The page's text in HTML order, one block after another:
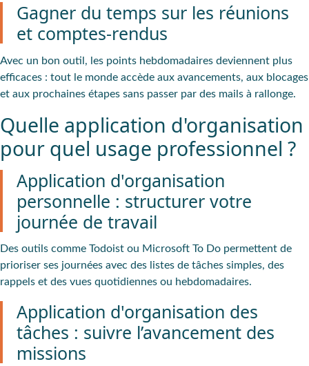
Gagner du temps sur les réunions
et comptes-rendus
Avec un bon outil, les points hebdomadaires deviennent plus
efficaces : tout le monde accède aux avancements, aux blocages
et aux prochaines étapes sans passer par des mails à rallonge.
Quelle application d'organisation
pour quel usage professionnel ?
Application d'organisation
personnelle : structurer votre
journée de travail
Des outils comme Todoist ou Microsoft To Do permettent de
prioriser ses journées avec des listes de tâches simples, des
rappels et des vues quotidiennes ou hebdomadaires.
Application d'organisation des
tâches : suivre l’avancement des
missions